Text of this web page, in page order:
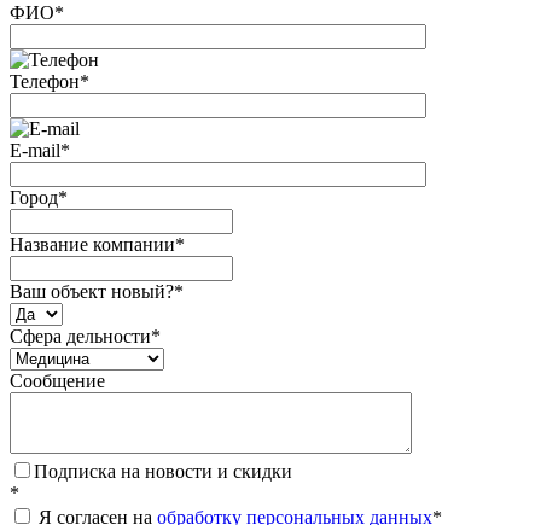
ФИО*
Телефон*
E-mail*
Город*
Название компании*
Ваш объект новый?*
Сфера дельности*
Сообщение
Подписка на новости и скидки
*
Я согласен на обработку персональных данных*